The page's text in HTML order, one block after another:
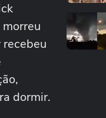
dormir.